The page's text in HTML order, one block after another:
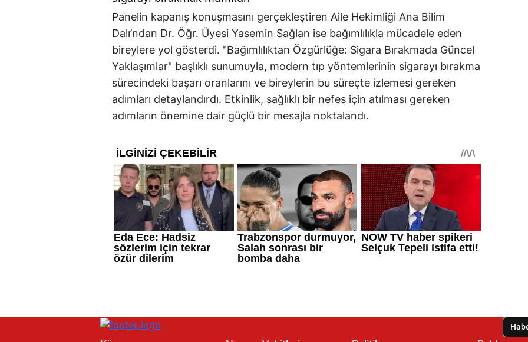
Panelin kapanış konuşmasını gerçekleştiren Aile Hekimliği Ana Bilim
Dalı’ndan Dr. Öğr. Üyesi Yasemin Sağlan ise bağımlılıkla mücadele eden
bireylere yol gösterdi. "Bağımlılıktan Özgürlüğe: Sigara Bırakmada Güncel
Yaklaşımlar" başlıklı sunumuyla, modern tıp yöntemlerinin sigarayı bırakma
sürecindeki başarı oranlarını ve bireylerin bu süreçte izlemesi gereken
adımları detaylandırdı. Etkinlik, sağlıklı bir nefes için atılması gereken
adımların önemine dair güçlü bir mesajla noktalandı.